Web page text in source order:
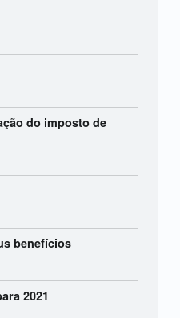
do imposto de
benefícios
2021